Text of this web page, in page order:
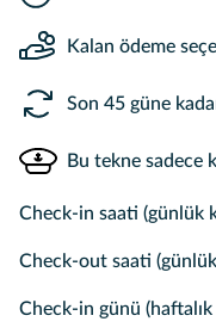
Kalan ödeme
Son 45 güne
Bu tekne sadece
Check-in saati (günlük
Check-out saati
Check-in günü